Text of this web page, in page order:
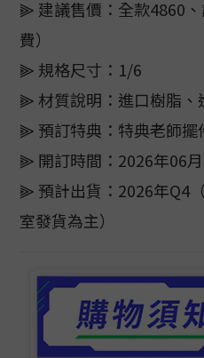
⫸ 建議售價：全款4860
費）
⫸ 規格尺寸：1/6
⫸ 材質說明：進口樹脂、
⫸ 預訂特典：特典老師擺
⫸ 開訂時間：2026年06
⫸ 預計出貨：2026年Q4
室發貨為主）